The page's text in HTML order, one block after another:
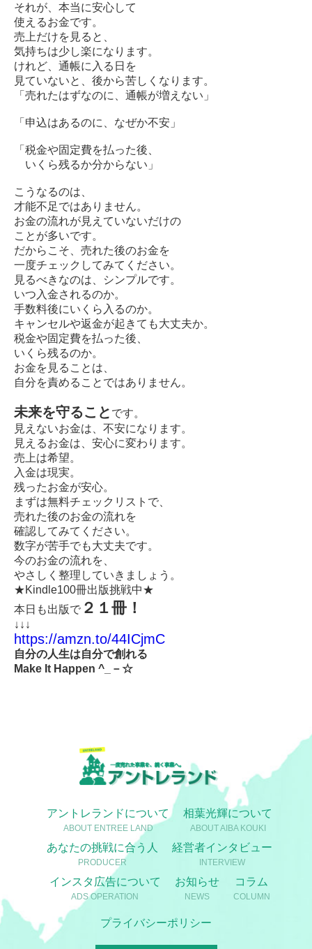
それが、本当に安心して
使えるお金です。
売上だけを見ると、
気持ちは少し楽になります。
けれど、通帳に入る日を
見ていないと、後から苦しくなります。
「売れたはずなのに、通帳が増えない」
「申込はあるのに、なぜか不安」
「税金や固定費を払った後、
いくら残るか分からない」
こうなるのは、
才能不足ではありません。
お金の流れが見えていないだけの
ことが多いです。
だからこそ、売れた後のお金を
一度チェックしてみてください。
見るべきなのは、シンプルです。
いつ入金されるのか。
手数料後にいくら入るのか。
キャンセルや返金が起きても大丈夫か。
税金や固定費を払った後、
いくら残るのか。
お金を見ることは、
自分を責めることではありません。
未来を守ること です。
見えないお金は、不安になります。
見えるお金は、安心に変わります。
売上は希望。
入金は現実。
残ったお金が安心。
まずは無料チェックリストで、
売れた後のお金の流れを
確認してみてください。
数字が苦手でも大丈夫です。
今のお金の流れを、
やさしく整理していきましょう。
★Kindle100冊出版挑戦中★
本日も出版で ２１冊！
↓↓↓
https://amzn.to/44ICjmC
自分の人生は自分で創れる
Make It Happen ^_－☆
アントレランドについて
ABOUT ENTREE LAND
相葉光輝について
ABOUT AIBA KOUKI
あなたの挑戦に合う人
PRODUCER
経営者インタビュー
INTERVIEW
インスタ広告について
ADS OPERATION
お知らせ
NEWS
コラム
COLUMN
プライバシーポリシー